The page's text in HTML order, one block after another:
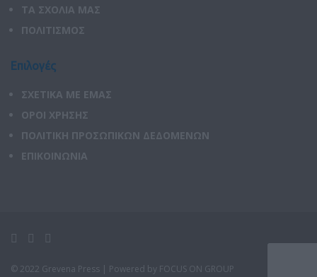
ΤΑ ΣΧΟΛΙΑ ΜΑΣ
ΠΟΛΙΤΙΣΜΟΣ
Επιλογές
ΣΧΕΤΙΚΑ ΜΕ ΕΜΑΣ
ΟΡΟΙ ΧΡΗΣΗΣ
ΠΟΛΙΤΙΚΗ ΠΡΟΣΩΠΙΚΩΝ ΔΕΔΟΜΕΝΩΝ
ΕΠΙΚΟΙΝΩΝΙΑ
© 2022 Grevena Press | Powered by FOCUS ON GROUP